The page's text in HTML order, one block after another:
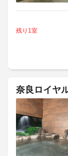
残り1室
奈良ロイヤ